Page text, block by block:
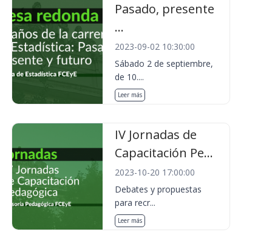
Pasado, presente
...
2023-09-02 10:30:00
Sábado 2 de septiembre,
de 10....
Leer más
IV Jornadas de
Capacitación Pe...
2023-10-20 17:00:00
Debates y propuestas
para recr...
Leer más